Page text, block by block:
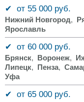
✔ от 55 000 руб.
Нижний Новгород,
Ярославль
✔ от 60 000 руб.
Брянск, Воронеж,
Липецк, Пенза,
Уфа
✔ от 65 000 руб.